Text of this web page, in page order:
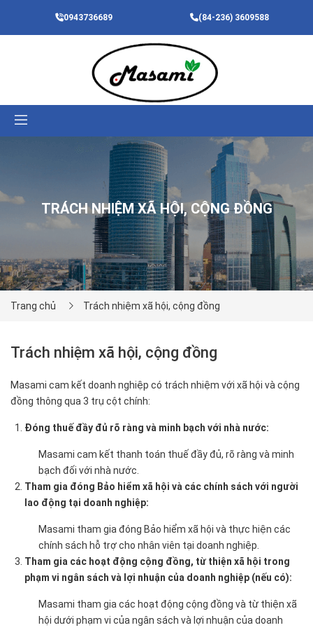
0943736689 (84-236) 3609588
ĐĂNG NHẬP
TRÁCH NHIỆM XÃ HỘI, CỘNG ĐỒNG
Trang chủ Trách nhiệm xã hội, cộng đồng
Trách nhiệm xã hội, cộng đồng
Masami cam kết doanh nghiệp có trách nhiệm với xã hội và cộng
đồng thông qua 3 trụ cột chính:
Đóng thuế đầy đủ rõ ràng và minh bạch với nhà nước:
Masami cam kết thanh toán thuế đầy đủ, rõ ràng và minh
bạch đối với nhà nước.
Tham gia đóng Bảo hiểm xã hội và các chính sách với người
lao động tại doanh nghiệp:
Masami tham gia đóng Bảo hiểm xã hội và thực hiện các
chính sách hỗ trợ cho nhân viên tại doanh nghiệp.
Tham gia các hoạt động cộng đồng, từ thiện xã hội trong
phạm vi ngân sách và lợi nhuận của doanh nghiệp (nếu có):
Masami tham gia các hoạt động cộng đồng và từ thiện xã
hội dưới phạm vi của ngân sách và lợi nhuận của doanh